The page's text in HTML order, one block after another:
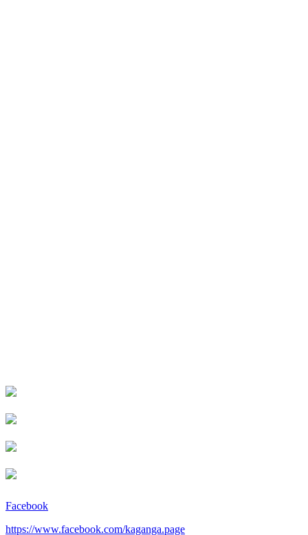
Facebook
https://www.facebook.com/kaganga.page